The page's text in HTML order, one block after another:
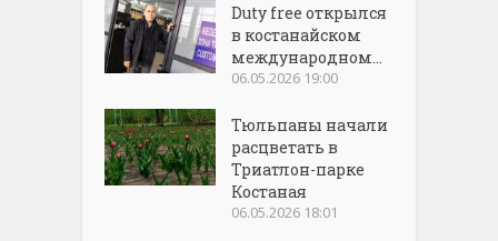
Duty free открылся
в костанайском
международном...
06.05.2026 19:00
Тюльпаны начали
расцветать в
Триатлон-парке
Костаная
06.05.2026 18:01